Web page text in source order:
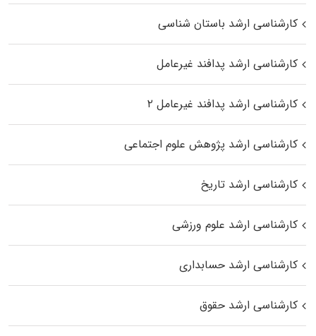
کارشناسی ارشد باستان شناسی
کارشناسی ارشد پدافند غیرعامل
کارشناسی ارشد پدافند غیرعامل ۲
کارشناسی ارشد پژوهش علوم اجتماعی
کارشناسی ارشد تاریخ
کارشناسی ارشد علوم ورزشی
کارشناسی ارشد حسابداری
کارشناسی ارشد حقوق